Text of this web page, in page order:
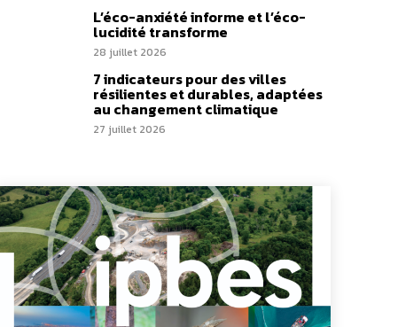
L’éco-anxiété informe et l’éco-
lucidité transforme
28 juillet 2026
7 indicateurs pour des villes
résilientes et durables, adaptées
au changement climatique
27 juillet 2026